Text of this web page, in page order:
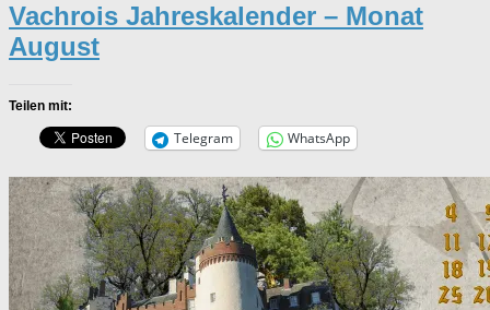
Vachrois Jahreskalender – Monat
August
Teilen mit:
Telegram WhatsApp